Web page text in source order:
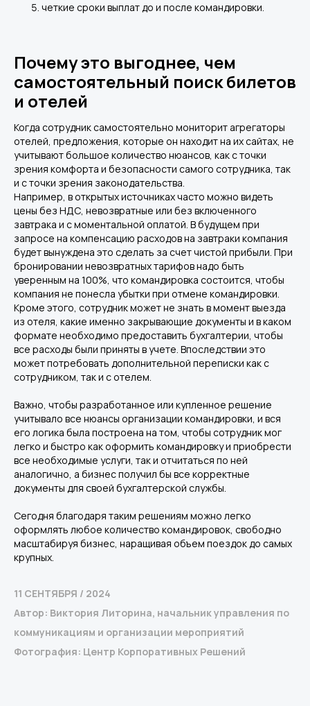
четкие сроки выплат до и после командировки.
Почему это выгоднее, чем
самостоятельный поиск билетов
и отелей
Когда сотрудник самостоятельно мониторит агрегаторы
отелей, предложения, которые он находит на их сайтах, не
учитывают большое количество нюансов, как с точки
зрения комфорта и безопасности самого сотрудника, так
и с точки зрения законодательства.
Например, в открытых источниках часто можно видеть
цены без НДС, невозвратные или без включенного
завтрака и с моментальной оплатой. В будущем при
запросе на компенсацию расходов на завтраки компания
будет вынуждена это сделать за счет чистой прибыли. При
бронировании невозвратных тарифов надо быть
уверенным на 100%, что командировка состоится, чтобы
компания не понесла убытки при отмене командировки.
Кроме этого, сотрудник может не знать в момент выезда
из отеля, какие именно закрывающие документы и в каком
формате необходимо предоставить бухгалтерии, чтобы
все расходы были приняты в учете. Впоследствии это
может потребовать дополнительной переписки как с
сотрудником, так и с отелем.
Важно, чтобы разработанное или купленное решение
учитывало все нюансы организации командировки, и вся
его логика была построена на том, чтобы сотрудник мог
легко и быстро как оформить командировку и приобрести
все необходимые услуги, так и отчитаться по ней
аналогично, а бизнес получил бы все корректные
документы для своей бухгалтерской службы.
Сегодня благодаря таким решениям можно легко
оформлять любое количество командировок, свободно
масштабируя бизнес, наращивая объем поездок до самых
крупных.
11 СЕНТЯБРЯ / 2024
Автор: Виктория Литорина, начальник управления по
коммуникациям и организации мероприятий
Фотография: Центр Корпоративных Решений
Вас может заинтересовать
Командировки.
Легко
Другие статьи по теме